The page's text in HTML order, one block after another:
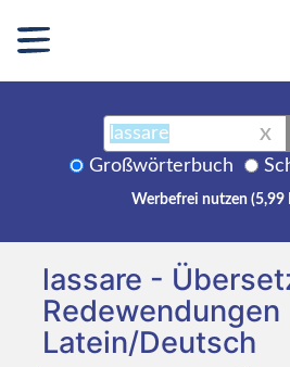
X
Großwörterbuch
Werbefrei nutzen (5,99
lassare -
Redewendungen
Latein/Deutsch